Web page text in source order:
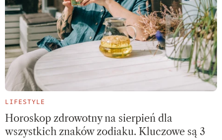
LIFESTYLE
Horoskop zdrowotny na sierpień dla
wszystkich znaków zodiaku. Kluczowe są 3